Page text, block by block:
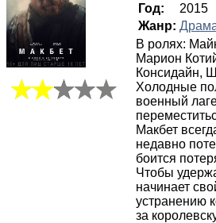
Год:
2015
Жанр:
В ролях:
Марион
Консидайн,
Холодные
военный
Макбет
недавно
боится
Чтобы
начинает
устранению
за